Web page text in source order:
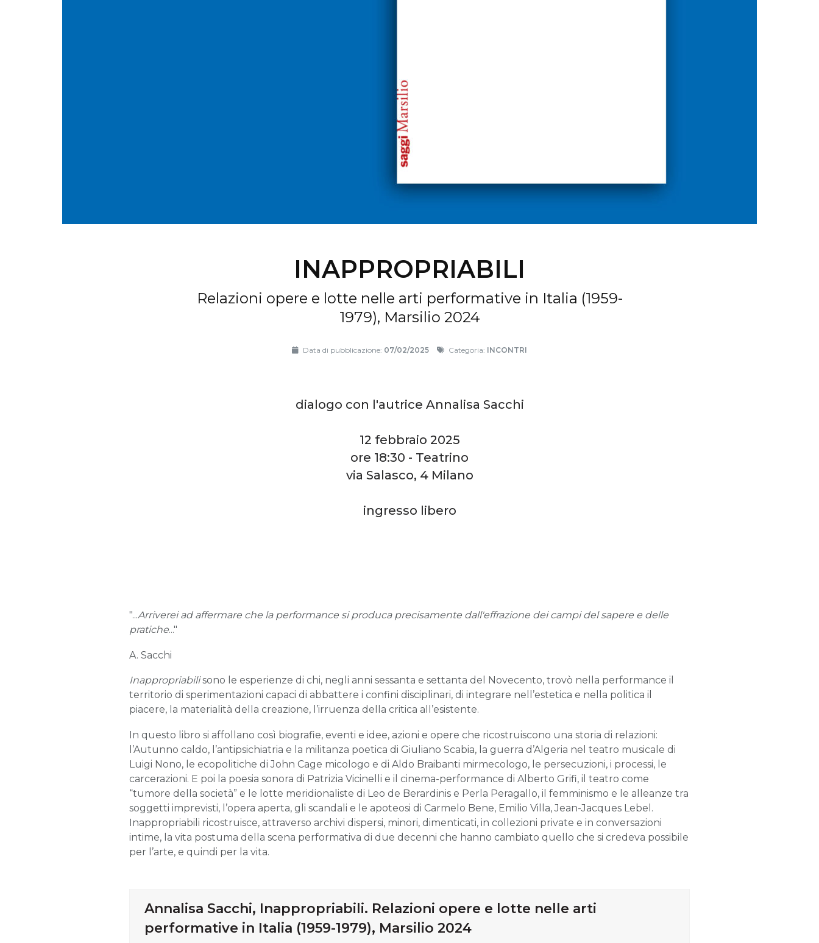
INAPPROPRIABILI
Relazioni opere e lotte nelle arti performative in Italia (1959-
1979), Marsilio 2024
Data di pubblicazione: 07/02/2025 Categoria: INCONTRI
dialogo con l'autrice Annalisa Sacchi
12 febbraio 2025
ore 18:30 - Teatrino
via Salasco, 4 Milano
ingresso libero
"...Arriverei ad affermare che la performance si produca precisamente dall'effrazione dei campi del sapere e delle
pratiche..."
A. Sacchi
Inappropriabilisono le esperienze di chi, negli anni sessanta e settanta del Novecento, trovò nella performance il
territorio di sperimentazioni capaci di abbattere i confini disciplinari, di integrare nell’estetica e nella politica il
piacere, la materialità della creazione, l’irruenza della critica all’esistente.
In questo libro si affollano così biografie, eventi e idee, azioni e opere che ricostruiscono una storia di relazioni:
l’Autunno caldo, l’antipsichiatria e la militanza poetica di Giuliano Scabia, la guerra d’Algeria nel teatro musicale di
Luigi Nono, le ecopolitiche di John Cage micologo e di Aldo Braibanti mirmecologo, le persecuzioni, i processi, le
carcerazioni. E poi la poesia sonora di Patrizia Vicinelli e il cinema-performance di Alberto Grifi, il teatro come
“tumore della società” e le lotte meridionaliste di Leo de Berardinis e Perla Peragallo, il femminismo e le alleanze tra
soggetti imprevisti, l’opera aperta, gli scandali e le apoteosi di Carmelo Bene, Emilio Villa, Jean-Jacques Lebel.
Inappropriabili ricostruisce, attraverso archivi dispersi, minori, dimenticati, in collezioni private e in conversazioni
intime, la vita postuma della scena performativa di due decenni che hanno cambiato quello che si credeva possibile
per l’arte, e quindi per la vita.
Annalisa Sacchi, Inappropriabili. Relazioni opere e lotte nelle arti
performative in Italia (1959-1979), Marsilio 2024